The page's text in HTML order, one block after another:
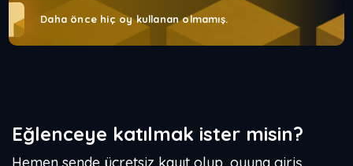
Daha önce hiç oy kullanan olmamış.
Eğlenceye katılmak ister misin?